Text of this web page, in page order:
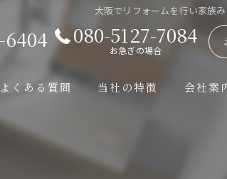
大阪でリフォームを行い家族
080-5127-7084
お急ぎの場合
よくある質問 当社の特徴
エアコン
会社案